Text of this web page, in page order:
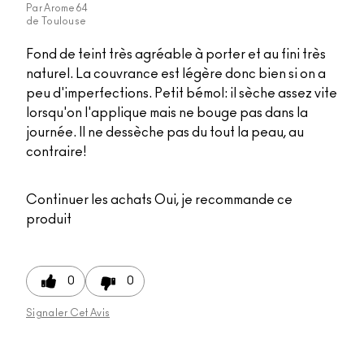
ParArome64
de
Toulouse
Fond de teint très agréable à porter et au fini très
naturel. La couvrance est légère donc bien si on a
peu d'imperfections. Petit bémol: il sèche assez vite
lorsqu'on l'applique mais ne bouge pas dans la
journée. Il ne dessèche pas du tout la peau, au
contraire!
Continuer les achats Oui, je recommande ce
produit
0 0
Signaler Cet Avis